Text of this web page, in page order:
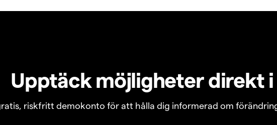
Upptäck möjligheter direkt
riskfritt demokonto för att hålla dig informerad om